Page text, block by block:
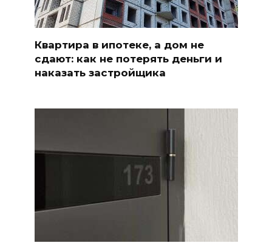
Квартира в ипотеке, а дом не
сдают: как не потерять деньги и
наказать застройщика